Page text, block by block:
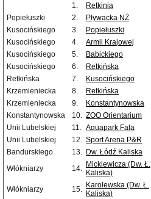
1.
Retkinia
Popiełuszki
2. Pływacka NŻ
Kusocińskiego
3. Popiełuszki
Kusocińskiego
4. Armii Krajowej
Kusocińskiego
5. Babickiego
Kusocińskiego
6. Retkińska
Retkińska
7. Kusocińskiego
Krzemieniecka
8. Retkińska
Krzemieniecka
9. Konstantynowska
Konstantynowska
10. ZOO Orientarium
Unii Lubelskiej
11. Aquapark Fala
Unii Lubelskiej
12. Sport Arena P&R
Bandurskiego
13. Dw. Łódź Kaliska
Włókniarzy
14. Mickiewicza (Dw. Ł.
Kaliska)
Włókniarzy 15. Karolewska (Dw. Ł.
Kaliska)